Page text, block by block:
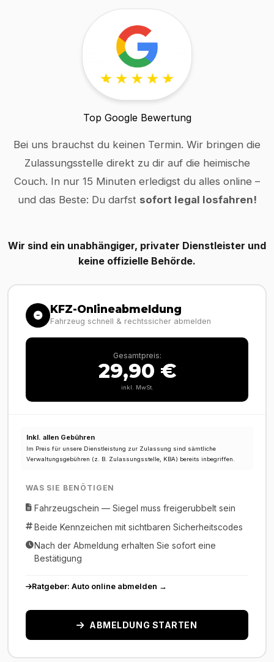
Top Google Bewertung
Bei uns brauchst du keinen Termin. Wir bringen die
Zulassungsstelle direkt zu dir auf die heimische
Couch. In nur 15 Minuten erledigst du alles online –
und das Beste: Du darfst sofort legal losfahren!
Wir sind ein unabhängiger, privater Dienstleister und
keine offizielle Behörde.
KFZ-Onlineabmeldung
Fahrzeug schnell & rechtssicher abmelden
Gesamtpreis:
29,90 €
inkl. MwSt.
Inkl. allen Gebühren
Im Preis für unsere Dienstleistung zur Zulassung sind sämtliche
Verwaltungsgebühren (z. B. Zulassungsstelle, KBA) bereits inbegriffen.
WAS SIE BENÖTIGEN
Fahrzeugschein — Siegel muss freigerubbelt sein
Beide Kennzeichen mit sichtbaren Sicherheitscodes
Nach der Abmeldung erhalten Sie sofort eine
Bestätigung
Ratgeber: Auto online abmelden →
ABMELDUNG STARTEN